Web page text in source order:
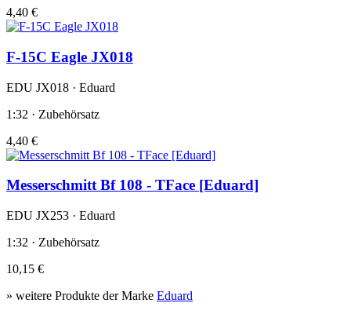
4,40 €
F-15C Eagle JX018
EDU JX018 · Eduard
1:32 · Zubehörsatz
4,40 €
Messerschmitt Bf 108 - TFace [Eduard]
EDU JX253 · Eduard
1:32 · Zubehörsatz
10,15 €
» weitere Produkte der Marke Eduard